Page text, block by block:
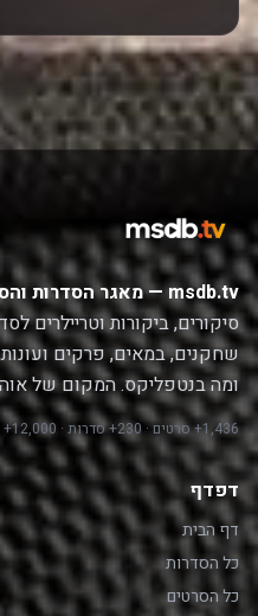
msdb.tv — מאגר הסדרות והסרטים המוביל בעברית.
סיקורים, ביקורות וטריילרים
שחקנים, במאים, פרקים
ומה בנטפליקס. המקום של
1,436+ סרטים · 230+ סדרות · 12,000+ פרקים
דפדף
דף הבית
כל הסדרות
כל הסרטים